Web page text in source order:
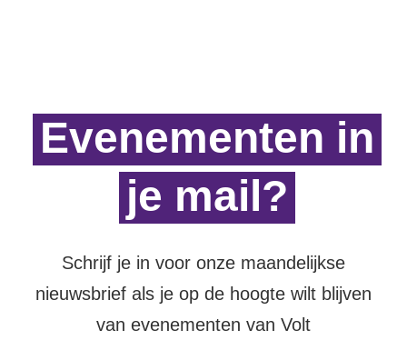
Sprekersaanvraag
Volt There - Buitenlandstichting Volt
Charge - Wetenschappelijk Platform Volt
Evenementen in
je mail?
Schrijf je in voor onze maandelijkse
nieuwsbrief als je op de hoogte wilt blijven
van evenementen van Volt